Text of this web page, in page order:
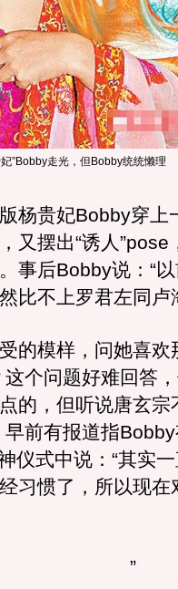
”Bobby走光，但Bobby统统懒理
贵妃Bobby穿上
又摆出“诱人”pose
事后Bobby说：“
比不上罗君左同卢
模样，问她喜欢
个问题好难回答
的，但听说唐玄宗
早前有报道指
仪式中说：“其实
习惯了，所以现
”